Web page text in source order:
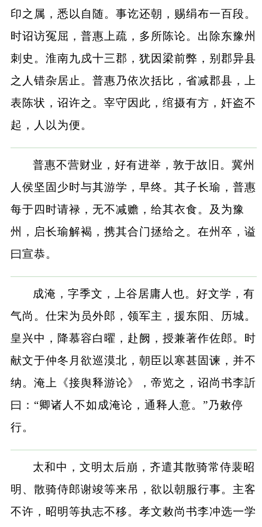
印之属，悉以自随。事讫还朝，赐绢布一百段。
时诏访冤屈，普惠上疏，多所陈论。出除东豫州
刺史。淮南九戍十三郡，犹因梁前弊，别郡异县
之人错杂居止。普惠乃依次括比，省减郡县，上
表陈状，诏许之。宰守因此，绾摄有方，奸盗不
起，人以为便。
普惠不营财业，好有进举，敦于故旧。冀州
人侯坚固少时与其游学，早终。其子长瑜，普惠
每于四时请禄，无不减赡，给其衣食。及为豫
州，启长瑜解褐，携其合门拯给之。在州卒，谥
曰宣恭。
成淹，字季文，上谷居庸人也。好文学，有
气尚。仕宋为员外郎，领军主，援东阳、历城。
皇兴中，降慕容白曜，赴阙，授兼著作佐郎。时
献文于仲冬月欲巡漠北，朝臣以寒甚固谏，并不
纳。淹上《接舆释游论》，帝览之，诏尚书李訢
曰：“卿诸人不如成淹论，通释人意。”乃敕停
行。
太和中，文明太后崩，齐遣其散骑常侍裴昭
明、散骑侍郎谢竣等来吊，欲以朝服行事。主客
不许，昭明等执志不移。孝文敕尚书李冲选一学